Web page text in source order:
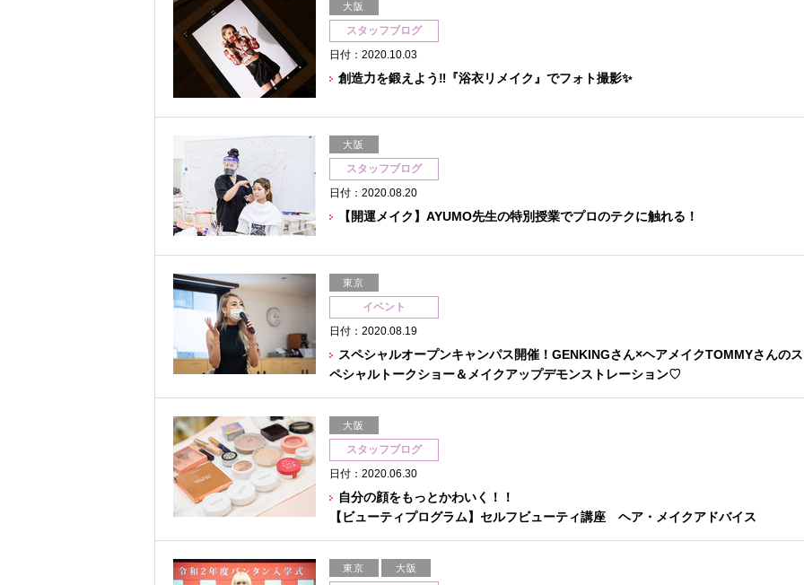
大阪
スタッフブログ
日付：2020.10.03
創造力を鍛えよう‼『浴衣リメイク』でフォト撮影✨
大阪
スタッフブログ
日付：2020.08.20
【開運メイク】AYUMO先生の特別授業でプロのテクに触れる！
東京
イベント
日付：2020.08.19
スペシャルオープンキャンパス開催！GENKINGさん×ヘアメイクTOMMYさんのス
ペシャルトークショー＆メイクアップデモンストレーション♡
大阪
スタッフブログ
日付：2020.06.30
自分の顔をもっとかわいく！！
【ビューティプログラム】セルフビューティ講座 ヘア・メイクアドバイス
東京 大阪